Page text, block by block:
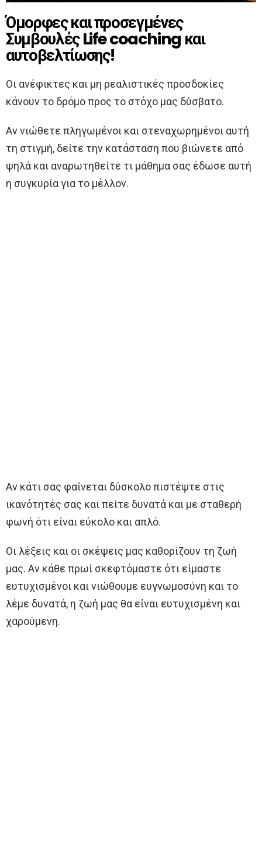
Όμορφες και προσεγμένες
Συμβουλές Life coaching και
αυτοβελτίωσης!
Οι ανέφικτες και μη ρεαλιστικές προσδοκίες
κάνουν το δρόμο προς το στόχο μας δύσβατο.
Αν νιώθετε πληγωμένοι και στεναχωρημένοι αυτή
τη στιγμή, δείτε την κατάσταση που βιώνετε από
ψηλά και αναρωτηθείτε τι μάθημα σας έδωσε αυτή
η συγκυρία για το μέλλον.
Αν κάτι σας φαίνεται δύσκολο πιστέψτε στις
ικανότητές σας και πείτε δυνατά και με σταθερή
φωνή ότι είναι εύκολο και απλό.
Οι λέξεις και οι σκέψεις μας καθορίζουν τη ζωή
μας. Αν κάθε πρωί σκεφτόμαστε ότι είμαστε
ευτυχισμένοι και νιώθουμε ευγνωμοσύνη και το
λέμε δυνατά, η ζωή μας θα είναι ευτυχισμένη και
χαρούμενη.